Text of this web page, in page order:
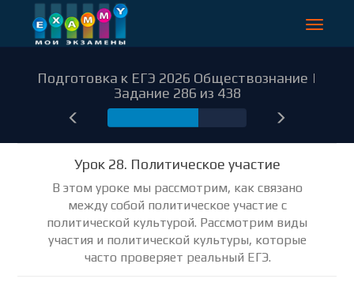
Toggle
Подготовка к ЕГЭ 2026 Обществознание |
Задание 286 из 438
Урок 28. Политическое участие
В этом уроке мы рассмотрим, как связано
между собой политическое участие с
политической культурой. Рассмотрим виды
участия и политической культуры, которые
часто проверяет реальный ЕГЭ.